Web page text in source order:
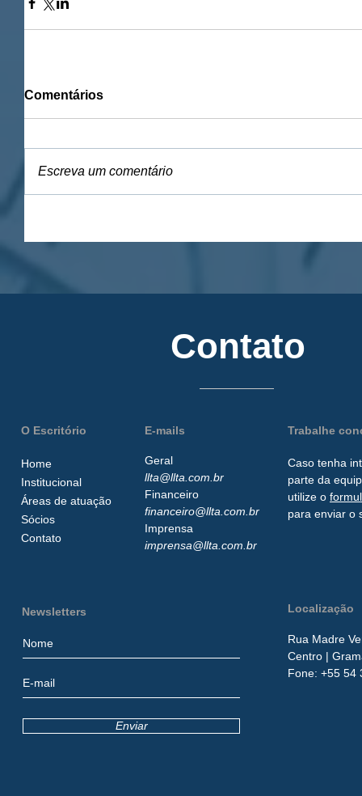
Comentários
Escreva um comentário
Contato
O Escritório
Home
Institucional
Áreas de atuação
Sócios
Contato
E-mails
Geral
llta@llta.com.br
Financeiro
financeiro@llta.com.br
Imprensa
imprensa@llta.com.br
Trabalhe
Caso tenha
parte da
utilize o
para enviar o
Enviar
Newsletters Localização
Rua Madre
Centro |
​Fone: +55 54